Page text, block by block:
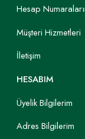
Hesap
Müşteri Hizmetleri
İletişim
HESABIM
Üyelik Bilgilerim
Adres Bilgilerim